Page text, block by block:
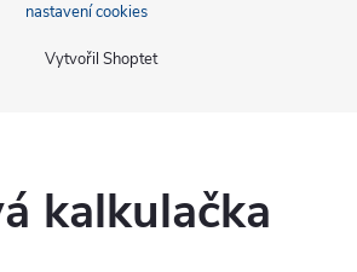
Vytvořil Shoptet
nastavení cookies
kalkulačka